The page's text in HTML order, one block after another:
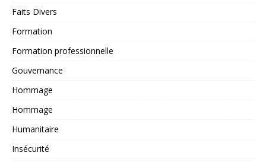
Faits Divers
Formation
Formation professionnelle
Gouvernance
Hommage
Hommage
Humanitaire
Insécurité